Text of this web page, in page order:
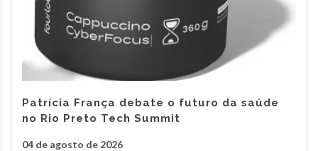
Patrícia França debate o futuro da saúde
no Rio Preto Tech Summit
04 de agosto de 2026